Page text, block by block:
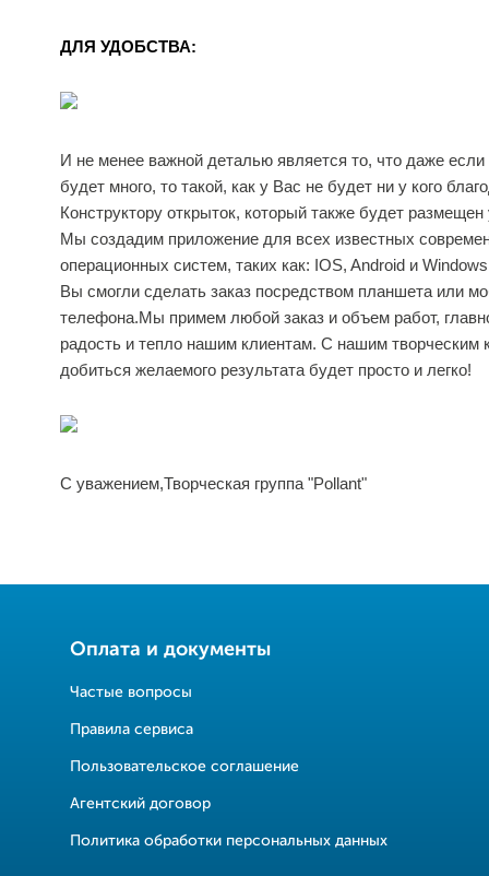
ДЛЯ УДОБСТВА:
И не менее важной деталью является то, что даже если
будет много, то такой, как у Вас не будет ни у кого
Конструктору открыток, который также будет размещен
Мы создадим приложение для всех известных
операционных систем, таких как: IOS, Android и
Вы смогли сделать заказ посредством планшета или
телефона.Мы примем любой заказ и объем работ,
радость и тепло нашим клиентам. С нашим творческим
добиться желаемого результата будет просто и легко!
С уважением,Творческая группа "Pollant"
Оплата и документы
Частые вопросы
Правила сервиса
Пользовательское соглашение
Агентский договор
Политика обработки персональных данных